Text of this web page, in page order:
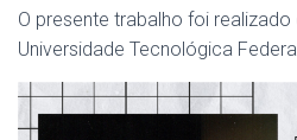
O presente trabalho foi
Universidade Tecnológica